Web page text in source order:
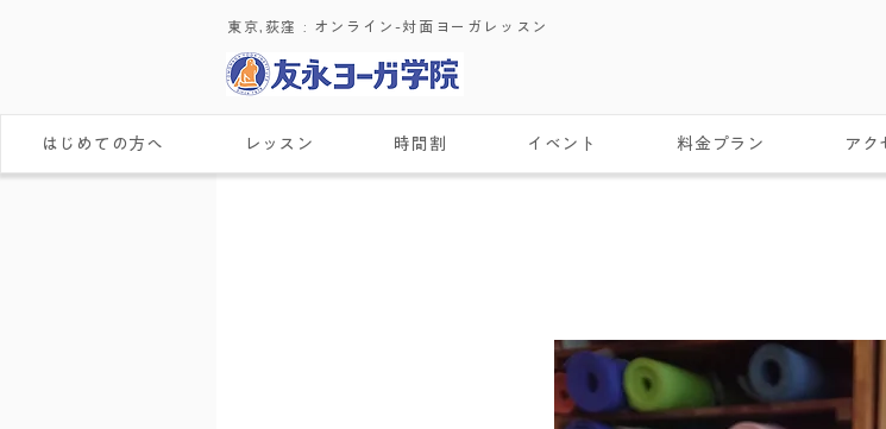
東京,荻窪 : ​オンライン-対面ヨーガレッスン
はじめての方へ レッスン 時間割 イベント 料金プラン アク